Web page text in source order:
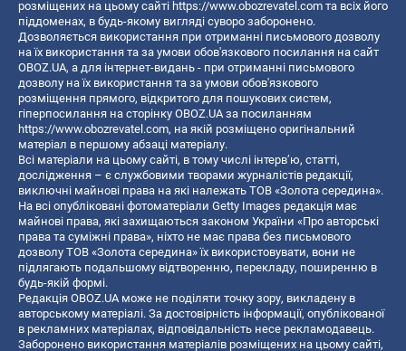
розміщених на цьому сайті https://www.obozrevatel.com та всіх його
піддоменах, в будь-якому вигляді суворо заборонено.
Дозволяється використання при отриманні письмового дозволу
на їх використання та за умови обов'язкового посилання на сайт
OBOZ.UA, а для інтернет-видань - при отриманні письмового
дозволу на їх використання та за умови обов'язкового
розміщення прямого, відкритого для пошукових систем,
гіперпосилання на сторінку OBOZ.UA за посиланням
https://www.obozrevatel.com, на якій розміщено оригінальний
матеріал в першому абзаці матеріалу.
Всі матеріали на цьому сайті, в тому числі інтерв’ю, статті,
дослідження – є службовими творами журналістів редакції,
виключні майнові права на які належать ТОВ «Золота середина».
На всі опубліковані фотоматеріали Getty Images редакція має
майнові права, які захищаються законом України «Про авторські
права та суміжні права», ніхто не має права без письмового
дозволу ТОВ «Золота середина» їх використовувати, вони не
підлягають подальшому відтворенню, перекладу, поширенню в
будь-якій формі.
Редакція OBOZ.UA може не поділяти точку зору, викладену в
авторському матеріалі. За достовірність інформації, опублікованої
в рекламних матеріалах, відповідальність несе рекламодавець.
Заборонено використання матеріалів розміщених на цьому сайті,